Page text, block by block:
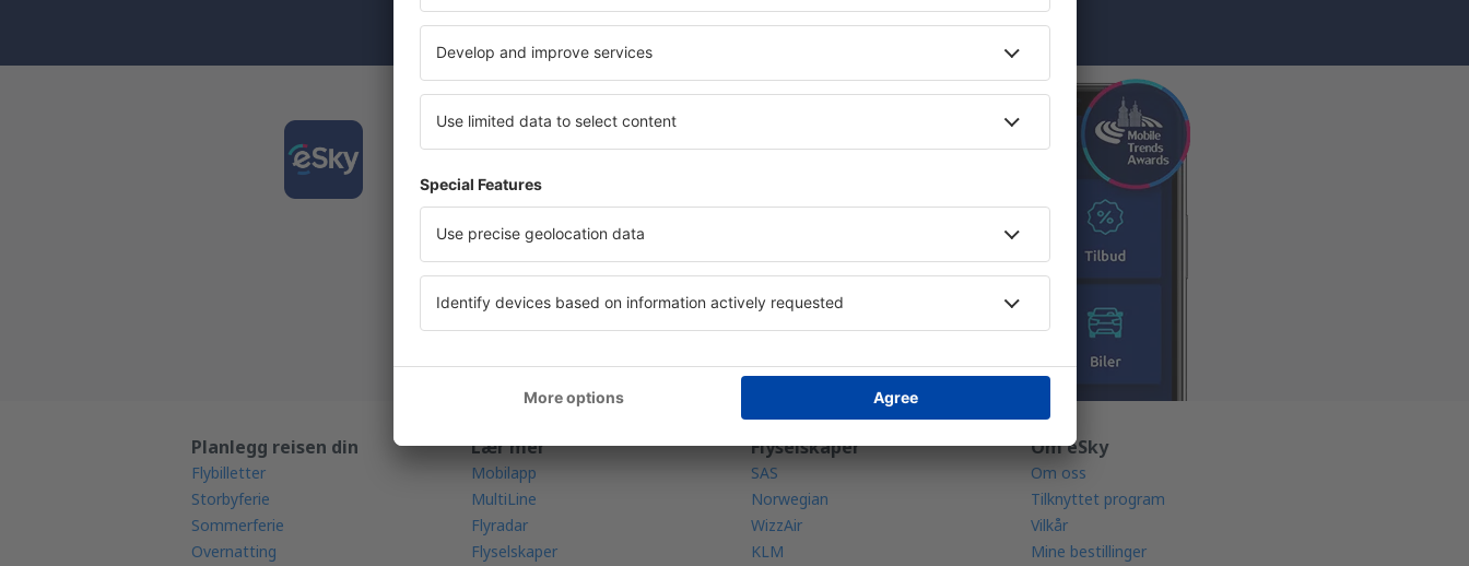
Last ned appen vår
reisene dine enkelt
Alle bestillingene dine på ett sted
Planlegg reisen din
Flybilletter
Storbyferie
Sommerferie
Overnatting
Lær mer
Mobilapp
MultiLine
Flyradar
Flyselskaper
Flyselskaper
SAS
Norwegian
WizzAir
KLM
Om eSky
Om oss
Tilknyttet program
Vilkår
Mine bestillinger